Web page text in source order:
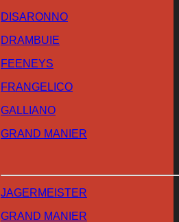
DISARONNO
DRAMBUIE
FEENEYS
FRANGELICO
GALLIANO
GRAND MANIER
JAGERMEISTER
GRAND MANIER